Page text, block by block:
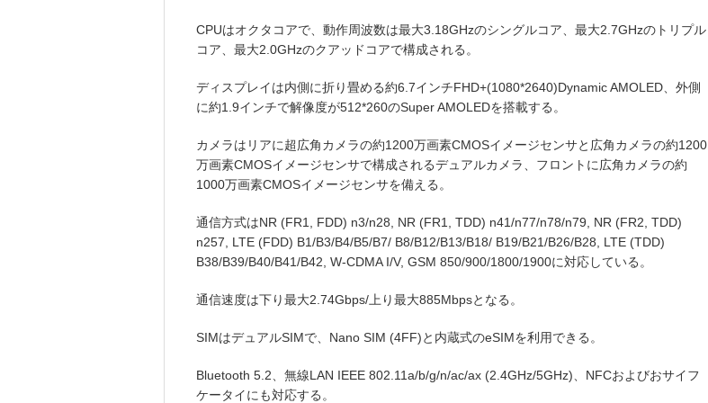
CPUはオクタコアで、動作周波数は最大3.18GHzのシングルコア、最大2.7GHzのトリプル
コア、最大2.0GHzのクアッドコアで構成される。
ディスプレイは内側に折り畳める約6.7インチFHD+(1080*2640)Dynamic AMOLED、外側
に約1.9インチで解像度が512*260のSuper AMOLEDを搭載する。
カメラはリアに超広角カメラの約1200万画素CMOSイメージセンサと広角カメラの約1200
万画素CMOSイメージセンサで構成されるデュアルカメラ、フロントに広角カメラの約
1000万画素CMOSイメージセンサを備える。
通信方式はNR (FR1, FDD) n3/n28, NR (FR1, TDD) n41/n77/n78/n79, NR (FR2, TDD)
n257, LTE (FDD) B1/B3/B4/B5/B7/ B8/B12/B13/B18/ B19/B21/B26/B28, LTE (TDD)
B38/B39/B40/B41/B42, W-CDMA I/V, GSM 850/900/1800/1900に対応している。
通信速度は下り最大2.74Gbps/上り最大885Mbpsとなる。
SIMはデュアルSIMで、Nano SIM (4FF)と内蔵式のeSIMを利用できる。
Bluetooth 5.2、無線LAN IEEE 802.11a/b/g/n/ac/ax (2.4GHz/5GHz)、NFCおよびおサイフ
ケータイにも対応する。